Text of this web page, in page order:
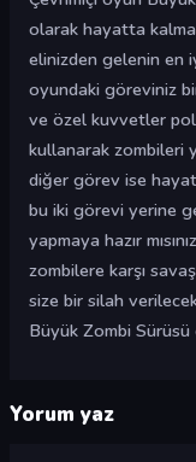
olarak hayatta
elinizden gelenin en
oyundaki göreviniz
ve özel kuvvetler
kullanarak zombileri
diğer görev ise
bu iki görevi yerine
yapmaya hazır
zombilere karşı
size bir silah
Büyük Zombi
Yorum yaz